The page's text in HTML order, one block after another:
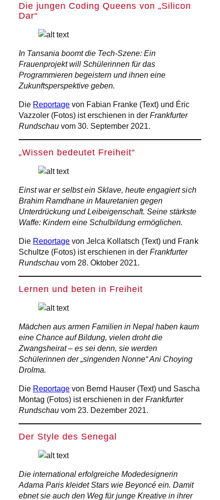
Die jungen Coding Queens von „Silicon
Dar“
In Tansania boomt die Tech-Szene: Ein
Frauenprojekt will Schülerinnen für das
Programmieren begeistern und ihnen eine
Zukunftsperspektive geben.
Die Reportage von Fabian Franke (Text) und Éric
Vazzoler (Fotos) ist erschienen in derFrankfurter
Rundschau vom 30. September 2021.
„Wissen bedeutet Freiheit“
Einst war er selbst ein Sklave, heute engagiert sich
Brahim Ramdhane in Mauretanien gegen
Unterdrückung und Leibeigenschaft. Seine stärkste
Waffe: Kindern eine Schulbildung ermöglichen.
Die Reportage von Jelca Kollatsch (Text) und Frank
Schultze (Fotos) ist erschienen in derFrankfurter
Rundschau vom 28. Oktober 2021.
Lernen und beten in Freiheit
Mädchen aus armen Familien in Nepal haben kaum
eine Chance auf Bildung, vielen droht die
Zwangsheirat – es sei denn, sie werden
Schülerinnen der „singenden Nonne“ Ani Choying
Drolma.
Die Reportage von Bernd Hauser (Text) und Sascha
Montag (Fotos) ist erschienen in derFrankfurter
Rundschau vom 23. Dezember 2021.
Der Style des Senegal
Die international erfolgreiche Modedesignerin
Adama Paris kleidet Stars wie Beyoncé ein. Damit
ebnet sie auch den Weg für junge Kreative in ihrer